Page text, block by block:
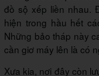
đồ sộ xếp liền nhau.
hiện trong hầu hết
Những bảo tháp này
cần giơ máy lên là có
Xưa kia, nơi đây còn